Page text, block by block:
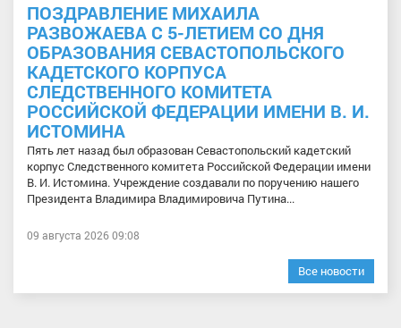
ПОЗДРАВЛЕНИЕ МИХАИЛА
РАЗВОЖАЕВА С 5-ЛЕТИЕМ СО ДНЯ
ОБРАЗОВАНИЯ СЕВАСТОПОЛЬСКОГО
КАДЕТСКОГО КОРПУСА
СЛЕДСТВЕННОГО КОМИТЕТА
РОССИЙСКОЙ ФЕДЕРАЦИИ ИМЕНИ В. И.
ИСТОМИНА
Пять лет назад был образован Севастопольский кадетский
корпус Следственного комитета Российской Федерации имени
В. И. Истомина. Учреждение создавали по поручению нашего
Президента Владимира Владимировича Путина...
09 августа 2026 09:08
Все новости